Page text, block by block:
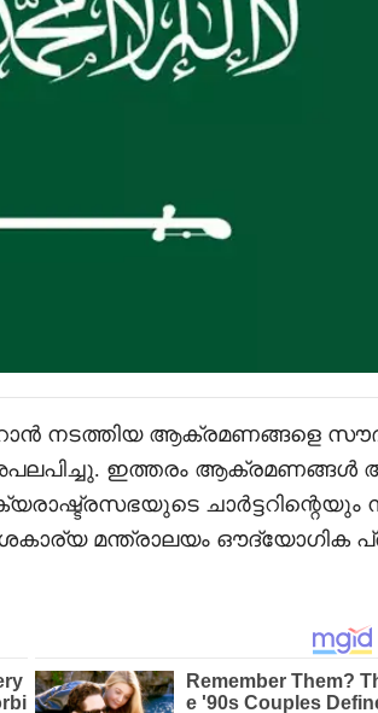
നടത്തിയ ആക്രമണങ്ങളെ
ഇത്തരം ആക്രമണങ്ങൾ
ചാർട്ടറിന്റെയും
മന്ത്രാലയം ഔദ്യോഗിക